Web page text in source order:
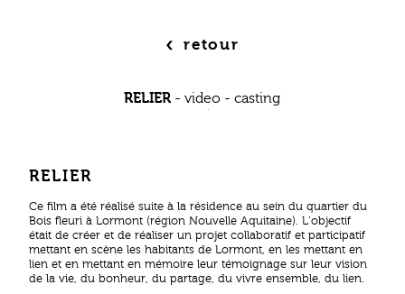
‹ retour
RELIER -video -casting
RELIER
Ce film a été réalisé suite à la résidence au sein du quartier du
Bois fleuri à Lormont (région Nouvelle Aquitaine). L’objectif
était de créer et de réaliser un projet collaboratif et participatif
mettant en scène les habitants de Lormont, en les mettant en
lien et en mettant en mémoire leur témoignage sur leur vision
de la vie, du bonheur, du partage, du vivre ensemble, du lien.